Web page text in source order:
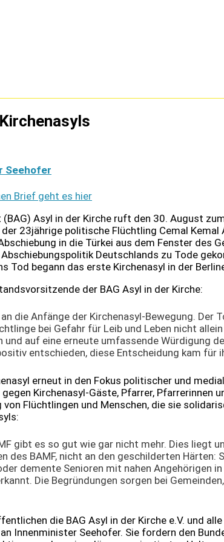
Seehofer
Brief geht es hier
Asyl in der Kirche ruft den 30. August
23jährige politische Flüchtling Cemal
in die Türkei aus dem Fenster des
Deutschlands zu Tode
Tod begann das erste Kirchenasyl in der
der BAG Asyl in der Kirche:
die Anfänge der Kirchenasyl-Bewegung.
bei Gefahr für Leib und Leben nicht
und auf eine erneute umfassende Würdigung
entschieden, diese Entscheidung kam für
erneut in den Fokus politischer und
Kirchenasyl-Gäste, Pfarrer, Pfarrerinnen
von Flüchtlingen und Menschen, die sie
gibt es so gut wie gar nicht mehr. Dies liegt
des BAMF, nicht an den geschilderten Härten:
demente Senioren mit nahen Angehörigen
Die Begründungen sorgen bei
die BAG Asyl in der Kirche e.V. und
Innenminister Seehofer. Sie fordern den